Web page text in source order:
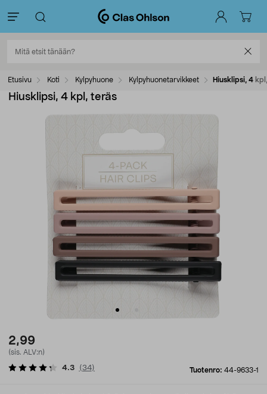
Etusivu Koti Kylpyhuone Kylpyhuonetarvikkeet Hiusklipsi, 4
Hiusklipsi, 4 kpl, teräs
2,99
(sis. ALV:n)
Tuotenro: 44-9633-1
4.3 (34)